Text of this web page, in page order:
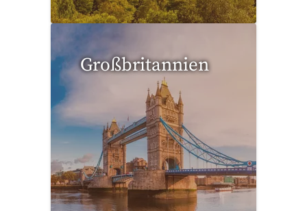
Großbritannien
1 Reise gefunden